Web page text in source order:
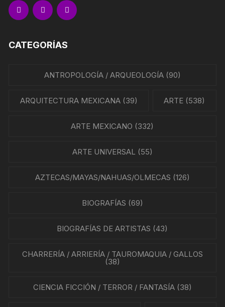
CATEGORÍAS
ANTROPOLOGÍA / ARQUEOLOGÍA(90)
ARQUITECTURA MEXICANA(39) ARTE (538)
ARTE MEXICANO (332)
ARTE UNIVERSAL (55)
AZTECAS/MAYAS/NAHUAS/OLMECAS (126)
BIOGRAFÍAS (69)
BIOGRAFÍAS DE ARTISTAS (43)
CHARRERÍA / ARRIERÍA / TAUROMAQUIA / GALLOS
(38)
CIENCIA FICCIÓN / TERROR / FANTASÍA(38)